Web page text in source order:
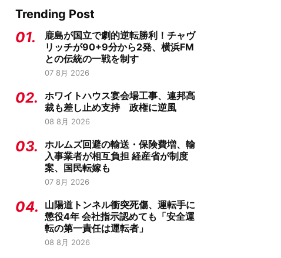
Trending Post
01.
鹿島が国立で劇的逆転勝利！チャヴ
リッチが90+9分から2発、横浜FM
との伝統の一戦を制す
07 8月 2026
02.
ホワイトハウス宴会場工事、連邦高
裁も差し止め支持 政権に逆風
08 8月 2026
03.
ホルムズ回避の輸送・保険費増、輸
入事業者が相互負担 経産省が制度
案、国民転嫁も
07 8月 2026
04.
山陽道トンネル衝突死傷、運転手に
懲役4年 会社指示認めても「安全運
転の第一責任は運転者」
08 8月 2026